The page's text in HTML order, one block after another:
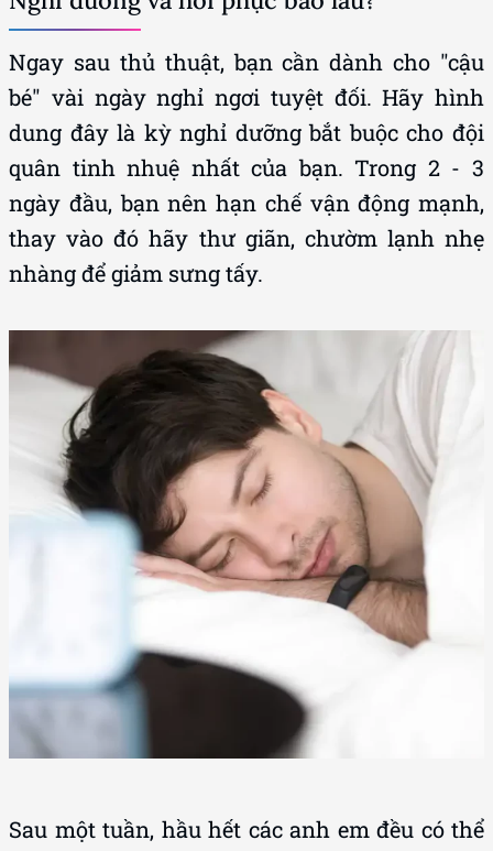
Ngay sau thủ thuật, bạn cần dành cho "cậu
bé" vài ngày nghỉ ngơi tuyệt đối. Hãy hình
dung đây là kỳ nghỉ dưỡng bắt buộc cho đội
quân tinh nhuệ nhất của bạn. Trong 2 - 3
ngày đầu, bạn nên hạn chế vận động mạnh,
thay vào đó hãy thư giãn, chườm lạnh nhẹ
nhàng để giảm sưng tấy.
Sau một tuần, hầu hết các anh em đều có thể